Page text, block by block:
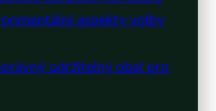
aspekty volby
udržitelný obal pro